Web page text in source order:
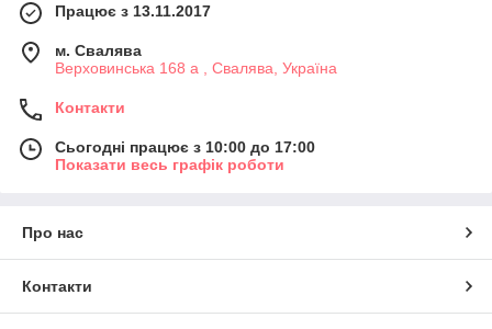
Працює з 13.11.2017
м. Свалява
Верховинська 168 а , Свалява, Україна
Контакти
Сьогодні працює з 10:00 до 17:00
Показати весь графік роботи
Про нас
Контакти